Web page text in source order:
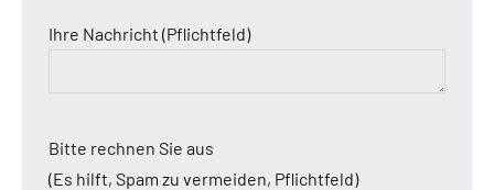
Ihre Nachricht (Pflichtfeld)
Bitte rechnen Sie aus
(Es hilft, Spam zu vermeiden, Pflichtfeld)